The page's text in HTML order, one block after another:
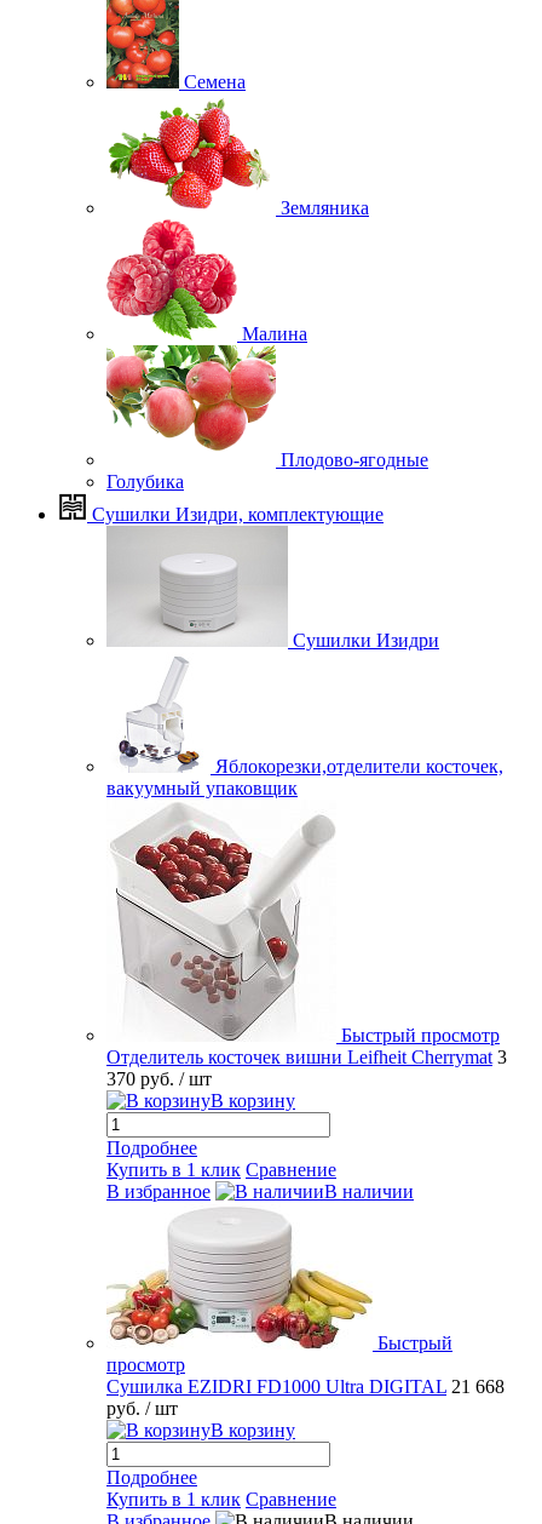
Семена
Земляника
Малина
Плодово-ягодные
Голубика
Сушилки Изидри, комплектующие
Сушилки Изидри
Яблокорезки,отделители косточек,
вакуумный упаковщик
Быстрый просмотр
Отделитель косточек вишни Leifheit Cherrymat 3
370 руб. / шт
В корзину
Подробнее
Купить в 1 клик Сравнение
В избранное
В наличии
Быстрый
просмотр
Сушилка EZIDRI FD1000 Ultra DIGITAL 21 668
руб. / шт
В корзину
Подробнее
Купить в 1 клик Сравнение